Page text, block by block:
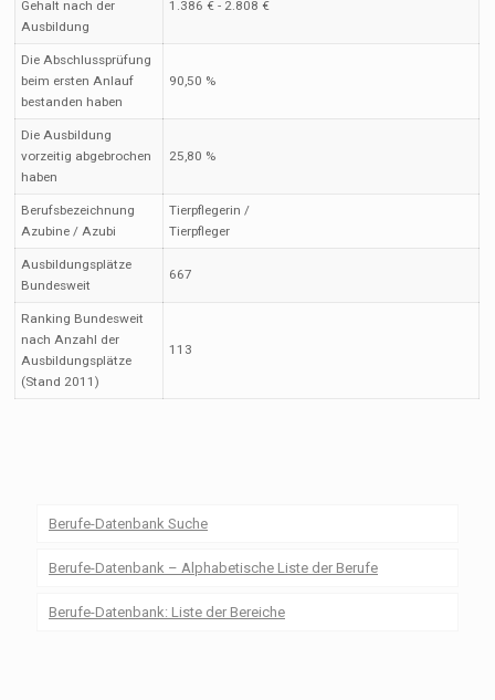
Gehalt nach der
Ausbildung
1.386 € - 2.808 €
Die Abschlussprüfung
beim ersten Anlauf
bestanden haben
90,50 %
Die Ausbildung
vorzeitig abgebrochen
haben
25,80 %
Berufsbezeichnung
Azubine / Azubi
Tierpflegerin /
Tierpfleger
Ausbildungsplätze
Bundesweit
667
Ranking Bundesweit
nach Anzahl der
Ausbildungsplätze
(Stand 2011)
113
Berufe-Datenbank Suche
Berufe-Datenbank – Alphabetische Liste der Berufe
Berufe-Datenbank: Liste der Bereiche